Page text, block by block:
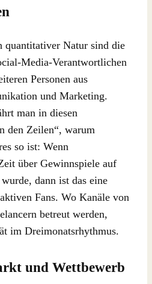
quantitativer Natur sind die
Media-Verantwortlichen
Personen aus
und Marketing.
man in diesen
den Zeilen“, warum
so ist: Wenn
über Gewinnspiele auf
dann ist das eine
Fans. Wo Kanäle von
betreut werden,
im Dreimonatsrhythmus.
und Wettbewerb